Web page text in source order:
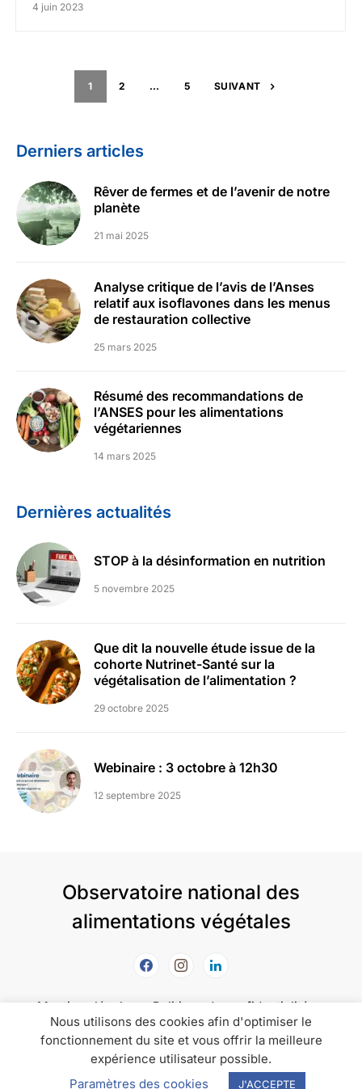
4 juin 2023
1 2 … 5 SUIVANT
Derniers articles
Rêver de fermes et de l’avenir de notre
planète
21 mai 2025
Analyse critique de l’avis de l’Anses
relatif aux isoflavones dans les menus
de restauration collective
25 mars 2025
Résumé des recommandations de
l’ANSES pour les alimentations
végétariennes
14 mars 2025
Dernières actualités
STOP à la désinformation en nutrition
5 novembre 2025
Que dit la nouvelle étude issue de la
cohorte Nutrinet-Santé sur la
végétalisation de l’alimentation ?
29 octobre 2025
Webinaire : 3 octobre à 12h30
12 septembre 2025
Observatoire national des
alimentations végétales
Mentions légales
Politique de confidentialité
Politique de cookies
L'Onav informe, accompagne et promeut les
consensus sur les alimentations saines et durables.
Nous utilisons des cookies afin d'optimiser le
fonctionnement du site et vous offrir la meilleure
expérience utilisateur possible.
Paramètres des cookies
J'ACCEPTE